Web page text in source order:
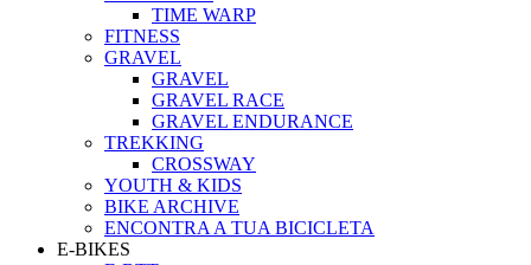
TIME WARP
FITNESS
GRAVEL
GRAVEL
GRAVEL RACE
GRAVEL ENDURANCE
TREKKING
CROSSWAY
YOUTH & KIDS
BIKE ARCHIVE
ENCONTRA A TUA BICICLETA
E-BIKES